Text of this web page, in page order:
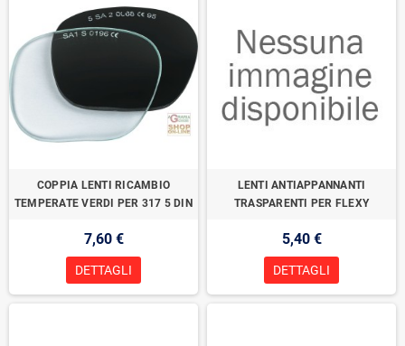
COPPIA LENTI RICAMBIO
TEMPERATE VERDI PER 317 5 DIN
7,60 €
DETTAGLI
LENTI ANTIAPPANNANTI
TRASPARENTI PER FLEXY
5,40 €
DETTAGLI